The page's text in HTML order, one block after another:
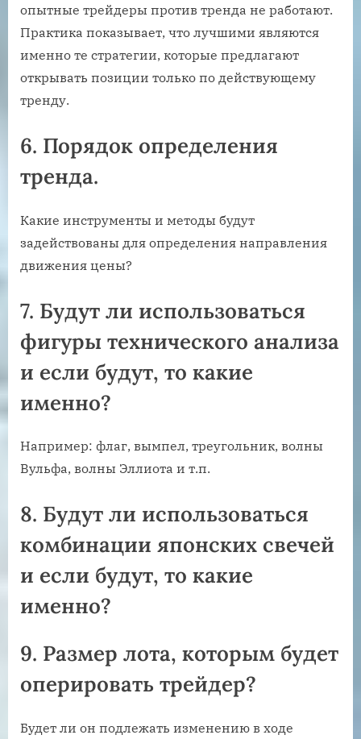
опытные трейдеры против тренда не работают.
Практика показывает, что лучшими являются
именно те стратегии, которые предлагают
открывать позиции только по действующему
тренду.
6. Порядок определения
тренда.
Какие инструменты и методы будут
задействованы для определения направления
движения цены?
7. Будут ли использоваться
фигуры технического анализа
и если будут, то какие
именно?
Например: флаг, вымпел, треугольник, волны
Вульфа, волны Эллиота и т.п.
8. Будут ли использоваться
комбинации японских свечей
и если будут, то какие
именно?
9. Размер лота, которым будет
оперировать трейдер?
Будет ли он подлежать изменению в ходе